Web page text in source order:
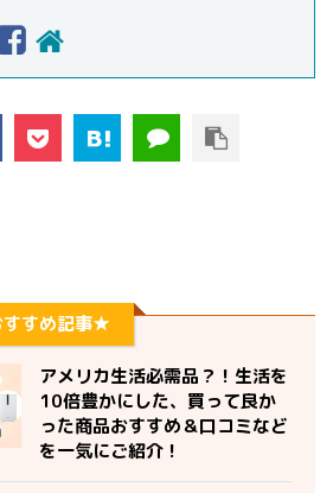
すめ記事★
アメリカ生活必需品？！生活を
10倍豊かにした、買って良か
った商品おすすめ＆口コミなど
を一気にご紹介！